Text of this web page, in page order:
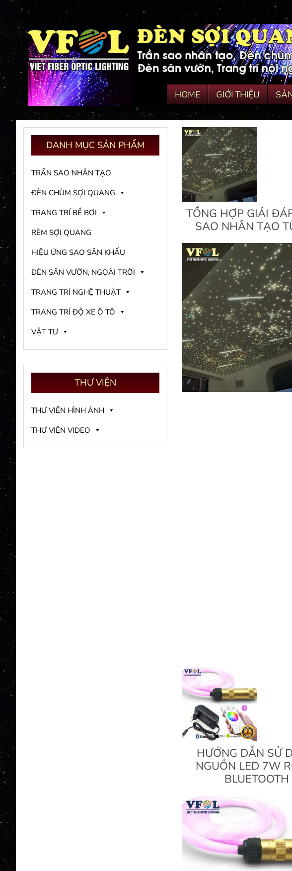
HOME GIỚI THIỆU
TỔNG HỢP GIẢI
SAO NHÂN TẠO
HƯỚNG DẪN SỬ
NGUỒN LED 7W
BLUETOOTH
DANH MỤC SẢN PHẨM
TRẦN SAO NHÂN TẠO
ĐÈN CHÙM SỢI QUANG
TRANG TRÍ BỂ BƠI
RÈM SỢI QUANG
HIỆU ỨNG SAO SÂN KHẤU
ĐÈN SÂN VƯỜN, NGOÀI TRỜI
TRANG TRÍ NGHỆ THUẬT
TRANG TRÍ ĐỘ XE Ô TÔ
VẬT TƯ
THƯVIỆN
THƯ VIỆN HÌNH ẢNH
THƯ VIỆN VIDEO